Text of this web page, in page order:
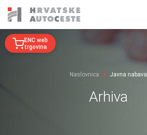
ENC web
trgovina
Naslovnica Javna nabava
Arhiva